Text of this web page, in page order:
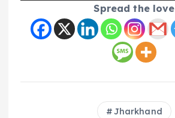
Spread the love
Jharkhand